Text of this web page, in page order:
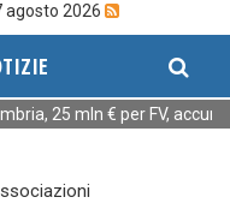
agosto 2026
25 mln € per FV,